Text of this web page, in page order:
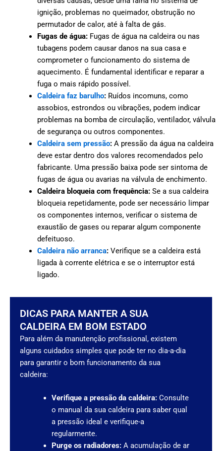
ignição, problemas no queimador, obstrução no
permutador de calor, até à falta de gás.
Fugas de água: Fugas de água na caldeira ou nas
tubagens podem causar danos na sua casa e
comprometer o funcionamento do sistema de
aquecimento. É fundamental identificar e reparar a
fuga o mais rápido possível.
Caldeira faz barulho: Ruídos incomuns, como
assobios, estrondos ou vibrações, podem indicar
problemas na bomba de circulação, ventilador, válvula
de segurança ou outros componentes.
Caldeira sem pressão: A pressão da água na caldeira
deve estar dentro dos valores recomendados pelo
fabricante. Uma pressão baixa pode ser sintoma de
fugas de água ou avarias na válvula de enchimento.
Caldeira bloqueia com frequência: Se a sua caldeira
bloqueia repetidamente, pode ser necessário limpar
os componentes internos, verificar o sistema de
exaustão de gases ou reparar algum componente
defeituoso.
Caldeira não arranca: Verifique se a caldeira está
ligada à corrente elétrica e se o interruptor está
ligado.
DICAS PARA MANTER A SUA
CALDEIRA EM BOM ESTADO
Para além da manutenção profissional, existem
alguns cuidados simples que pode ter no dia-a-dia
para garantir o bom funcionamento da sua
caldeira:
Verifique a pressão da caldeira:Consulte
o manual da sua caldeira para saber qual
a pressão ideal e verifique-a
regularmente.
Purge os radiadores:A acumulação de ar